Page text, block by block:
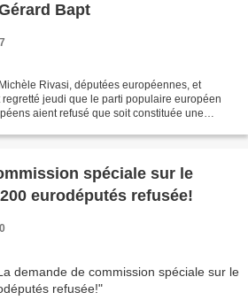
Bapt
Rivasi, députées européennes, et
jeudi que le parti populaire européen
aient refusé que soit constituée une
spéciale sur le
eurodéputés refusée!